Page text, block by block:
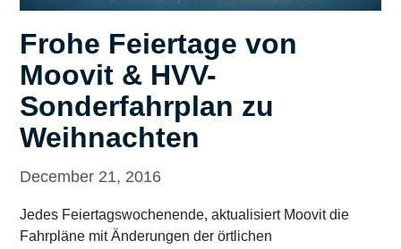
Frohe Feiertage von
Moovit & HVV-
Sonderfahrplan zu
Weihnachten
December 21, 2016
Jedes Feiertagswochenende, aktualisiert Moovit die
Fahrpläne mit Änderungen der örtlichen